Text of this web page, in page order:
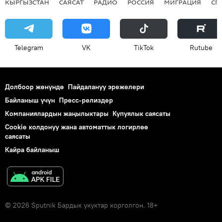
КЫРГЫЗСТАН САЯСАТ РАДИО РОССИЯ МИГРАЦИЯ
Telegram VK ТikТоk Rutube
Долбоор жөнүндө Пайдалануу эрежелери
Байланыш үчүн Пресс-релиздер
Компаниялардын жаңылыктары Купуялык саясаты
Cookie колдонуу жана автоматтык логирлөө
саясаты
Кайра байланыш
© 2026 Sputnik Бардык укуктар корголгон. 18+